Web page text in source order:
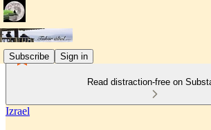
Subscribe Sign in
Read distraction-free on
Izrael